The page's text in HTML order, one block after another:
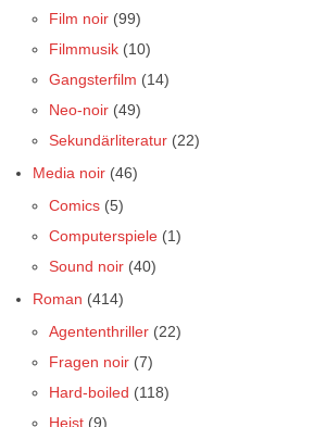
Film noir (99)
Filmmusik (10)
Gangsterfilm (14)
Neo-noir (49)
Sekundärliteratur (22)
Media noir (46)
Comics (5)
Computerspiele (1)
Sound noir (40)
Roman (414)
Agententhriller (22)
Fragen noir (7)
Hard-boiled (118)
Heist (9)